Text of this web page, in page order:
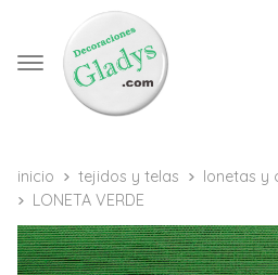
inicio tejidos y telas
lonetas y
LONETA VERDE